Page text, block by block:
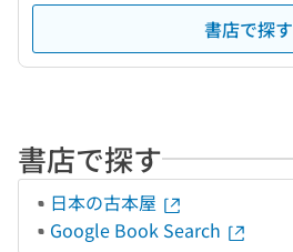
書店で探す
書店で探す
日本の古本屋
Google Book Search